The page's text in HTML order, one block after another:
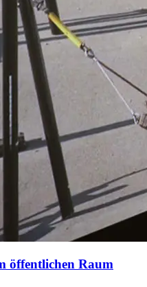
öffentlichen Raum